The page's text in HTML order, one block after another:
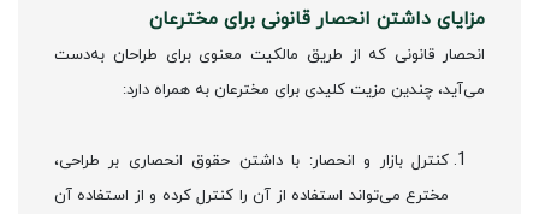
مزایای داشتن انحصار قانونی برای مخترعان
انحصار قانونی که از طریق مالکیت معنوی برای طراحان به‌دست
می‌آید، چندین مزیت کلیدی برای مخترعان به همراه دارد:
کنترل بازار و انحصار: با داشتن حقوق انحصاری بر طراحی،
مخترع می‌تواند استفاده از آن را کنترل کرده و از استفاده آن